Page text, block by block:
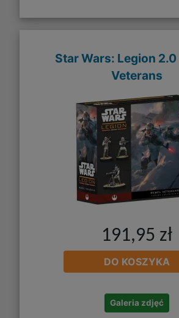
Star Wars: Legion 2.0
Veterans
191,95 zł
DO KOSZYKA
Galeria zdjęć